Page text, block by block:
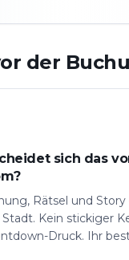
der
sich das
Rätsel und Story
Kein stickiger
Druck. Ihr